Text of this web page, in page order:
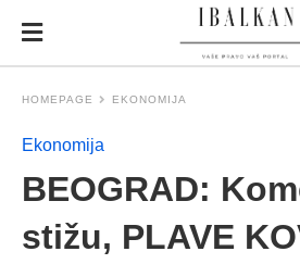
HOMEPAGE EKONOMIJA
Ekonomija
BEOGRAD:
stižu, PLAVE